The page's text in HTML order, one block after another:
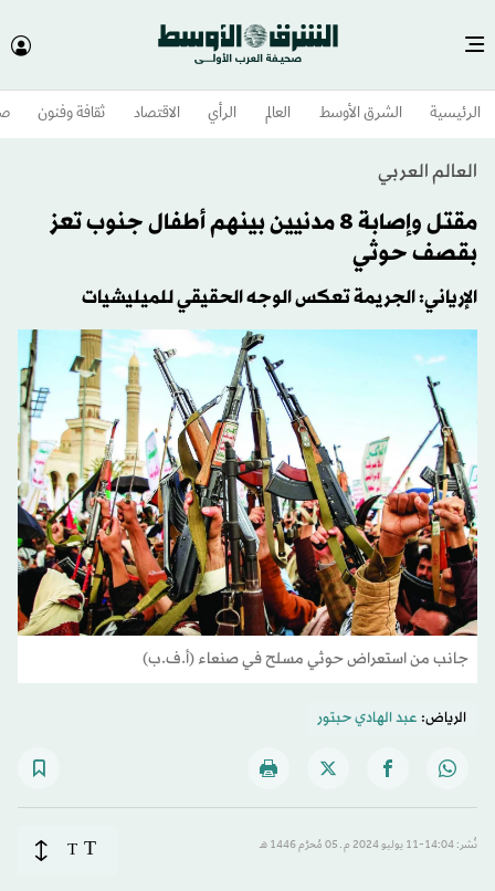
الرئيسية الشرق الأوسط​ العالم الرأي الاقتصاد ثقافة وفنون
العالم العربي
مقتل وإصابة 8 مدنيين بينهم أطفال جنوب تعز
بقصف حوثي
الإرياني: الجريمة تعكس الوجه الحقيقي للميليشيات
جانب من استعراض حوثي مسلح في صنعاء (أ.ف.ب)
الرياض: عبد الهادي حبتور
نُشر: 14:04-11 يوليو 2024 م ـ 05 مُحرَّم 1446 هـ T
T